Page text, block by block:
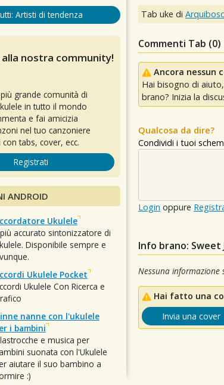
Tab uke di
Commenti Tab (0)
Ancora nessun
Hai bisogno di
brano? Inizia la
Qualcosa da dire?
Condividi i tuoi
Login oppure
Info brano: Sweet
Nessuna informazione
Hai fatto una
Invia una cover
Artisti di tendenza
nostra community!
grande comunità di
in tutto il mondo
e fai amicizia
nel tuo canzoniere
tabs, cover, ecc.
Registrati
ANDROID
Ukulele
accurato sintonizzatore di
Disponibile sempre e
Ukulele Pocket
Ukulele Con Ricerca e
nanne con l'ukulele
i bambini
e musica per
suonata con l'Ukulele
aiutare il suo bambino a
:)